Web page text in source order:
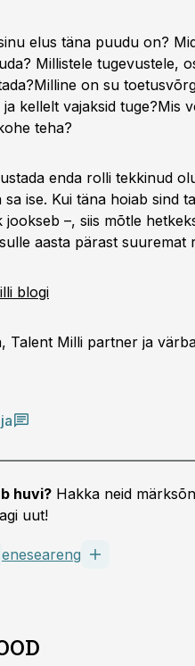
elus täna puudu on?
Millistele tugevustele,
on su
kellelt vajaksid tuge?Mis
teha?
enda rolli tekkinud
ise. Kui täna hoiab sind
–, siis mõtle
aasta pärast suuremat
blogi
Talent Milli partner ja
huvi? Hakka neid
uut!
eneseareng